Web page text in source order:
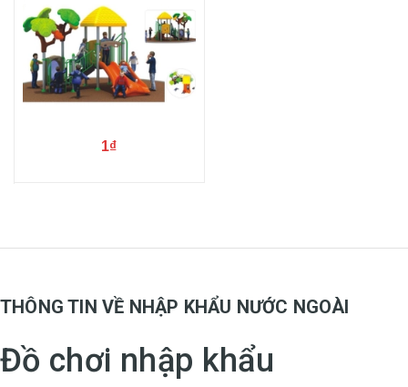
1₫
THÔNG TIN VỀ NHẬP KHẨU NƯỚC NGOÀI
Đồ chơi nhập khẩu